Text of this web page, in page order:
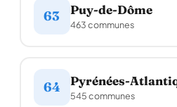
63 Puy-de-Dôme
463 communes
64 Pyrénées-
545 communes